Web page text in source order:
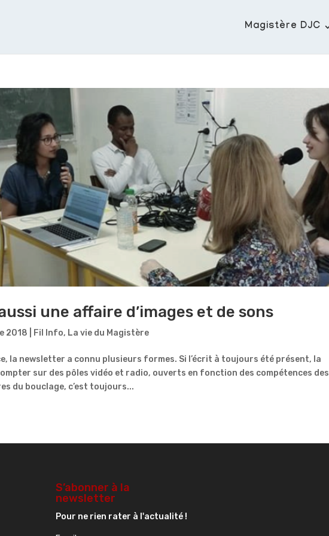
Magistère DJC
une affaire d’images et de sons
2018 Fil Info, La vie du Magistère
la newsletter a connu plusieurs formes. Si l’écrit à toujours été présent, la
sur des pôles vidéo et radio, ouverts en fonction des compétences des
du bouclage, c’est toujours...
S’abonner à la
newsletter
Pour ne rien rater à l'actualité !